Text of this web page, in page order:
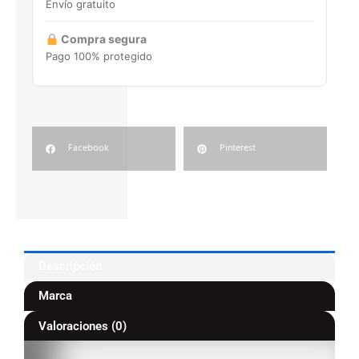
Envío gratuito
Compra segura
Pago 100% protegido
Facebook Pinterest
Marca
Valoraciones (0)